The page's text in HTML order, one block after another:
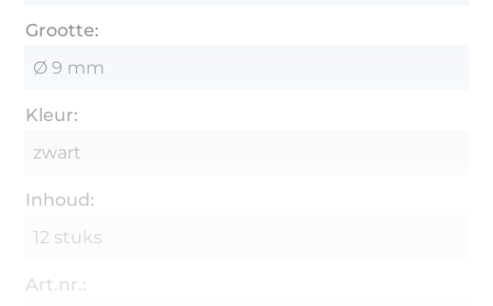
Grootte:
Ø 9 mm
Kleur:
zwart
Inhoud:
12 stuks
Art.nr.: